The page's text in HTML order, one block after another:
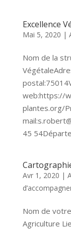
Excellence
Mai 5, 2020 |
Nom de la
web:https://
plantes.org/
45
Avr 1, 2020 |
Nom de
Agriculture